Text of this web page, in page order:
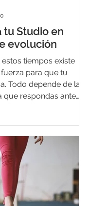
tu Studio en
evolución
tiempos existe
para que tu
Todo depende de la
que respondas ante